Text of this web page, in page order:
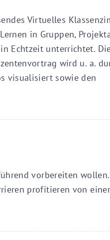
Virtuelles
in Gruppen,
Echtzeit unterrichtet.
wird u. a.
visualisiert sowie den
vorbereiten wollen.
profitieren von